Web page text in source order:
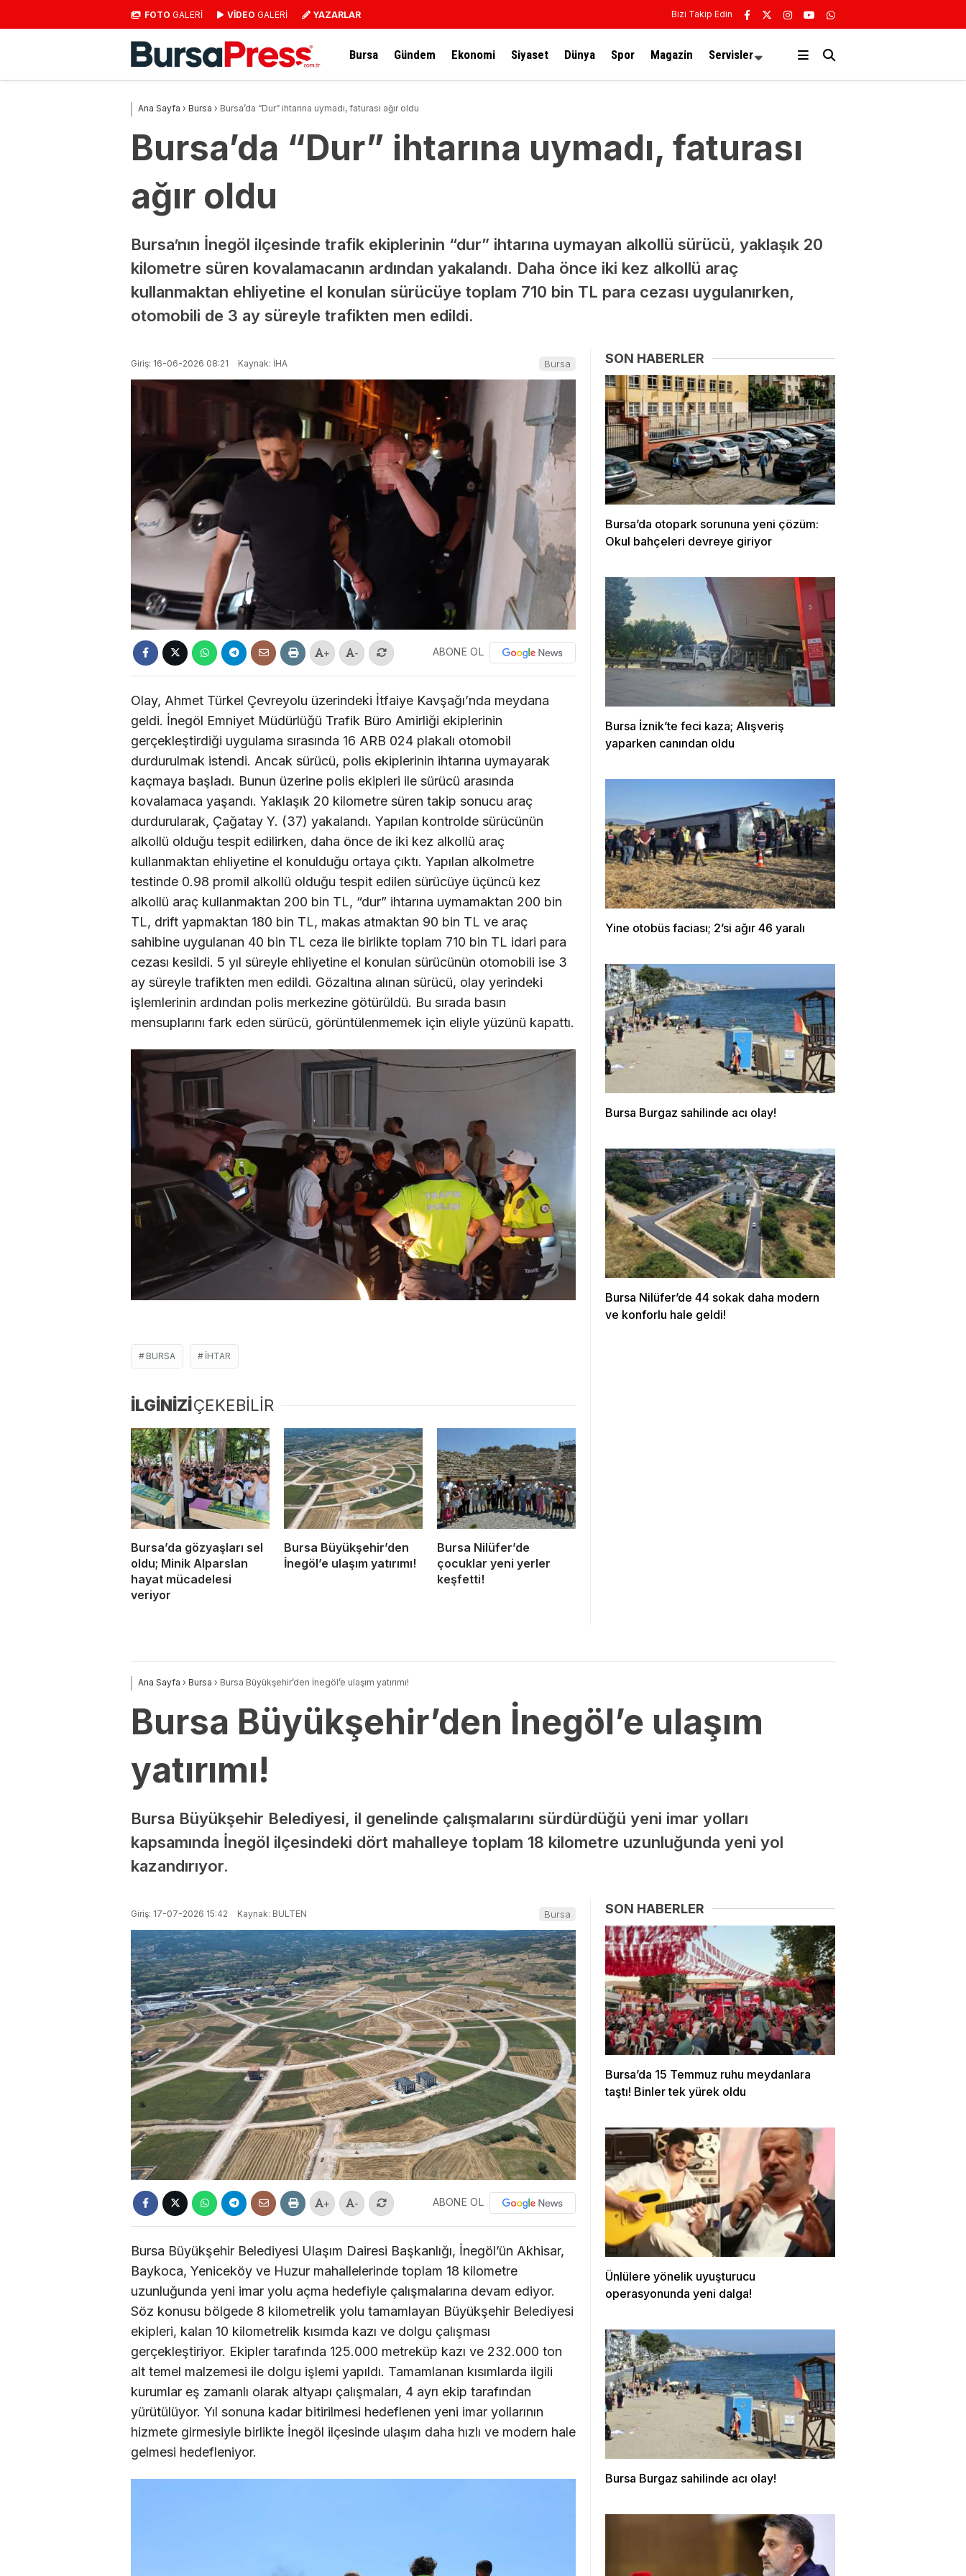
FOTO GALERİ VİDEO GALERİ YAZARLAR Bizi Takip Edin
Bursa Gündem Ekonomi Siyaset Dünya Spor Magazin Servisler
Ana Sayfa › Bursa › Bursa’da “Dur” ihtarına uymadı, faturası ağır oldu
Bursa’da “Dur” ihtarına uymadı, faturası
ağır oldu
Bursa’nın İnegöl ilçesinde trafik ekiplerinin “dur” ihtarına uymayan alkollü sürücü, yaklaşık 20
kilometre süren kovalamacanın ardından yakalandı. Daha önce iki kez alkollü araç
kullanmaktan ehliyetine el konulan sürücüye toplam 710 bin TL para cezası uygulanırken,
otomobili de 3 ay süreyle trafikten men edildi.
Giriş: 16-06-2026 08:21 Kaynak: İHA Bursa
+ - ABONE OL
Olay, Ahmet Türkel Çevreyolu üzerindeki İtfaiye Kavşağı’nda meydana
geldi. İnegöl Emniyet Müdürlüğü Trafik Büro Amirliği ekiplerinin
gerçekleştirdiği uygulama sırasında 16 ARB 024 plakalı otomobil
durdurulmak istendi. Ancak sürücü, polis ekiplerinin ihtarına uymayarak
kaçmaya başladı. Bunun üzerine polis ekipleri ile sürücü arasında
kovalamaca yaşandı. Yaklaşık 20 kilometre süren takip sonucu araç
durdurularak, Çağatay Y. (37) yakalandı. Yapılan kontrolde sürücünün
alkollü olduğu tespit edilirken, daha önce de iki kez alkollü araç
kullanmaktan ehliyetine el konulduğu ortaya çıktı. Yapılan alkolmetre
testinde 0.98 promil alkollü olduğu tespit edilen sürücüye üçüncü kez
alkollü araç kullanmaktan 200 bin TL, “dur” ihtarına uymamaktan 200 bin
TL, drift yapmaktan 180 bin TL, makas atmaktan 90 bin TL ve araç
sahibine uygulanan 40 bin TL ceza ile birlikte toplam 710 bin TL idari para
cezası kesildi. 5 yıl süreyle ehliyetine el konulan sürücünün otomobili ise 3
ay süreyle trafikten men edildi. Gözaltına alınan sürücü, olay yerindeki
işlemlerinin ardından polis merkezine götürüldü. Bu sırada basın
mensuplarını fark eden sürücü, görüntülenmemek için eliyle yüzünü kapattı.
BURSA IHTAR
İLGİNİZİÇEKEBİLİR
Bursa’da gözyaşları sel
oldu; Minik Alparslan
hayat mücadelesi
veriyor
Bursa Büyükşehir’den
İnegöl’e ulaşım yatırımı!
Bursa Nilüfer’de
çocuklar yeni yerler
keşfetti!
SON HABERLER
Bursa’da otopark sorununa yeni çözüm:
Okul bahçeleri devreye giriyor
Bursa İznik’te feci kaza; Alışveriş
yaparken canından oldu
Yine otobüs faciası; 2’si ağır 46 yaralı
Bursa Burgaz sahilinde acı olay!
Bursa Nilüfer’de 44 sokak daha modern
ve konforlu hale geldi!
Ana Sayfa › Bursa › Bursa Büyükşehir’den İnegöl’e ulaşım yatırımı!
Bursa Büyükşehir’den İnegöl’e ulaşım
yatırımı!
Bursa Büyükşehir Belediyesi, il genelinde çalışmalarını sürdürdüğü yeni imar yolları
kapsamında İnegöl ilçesindeki dört mahalleye toplam 18 kilometre uzunluğunda yeni yol
kazandırıyor.
Giriş: 17-07-2026 15:42 Kaynak: BULTEN Bursa
+ - ABONE OL
Bursa Büyükşehir Belediyesi Ulaşım Dairesi Başkanlığı, İnegöl’ün Akhisar,
Baykoca, Yeniceköy ve Huzur mahallelerinde toplam 18 kilometre
uzunluğunda yeni imar yolu açma hedefiyle çalışmalarına devam ediyor.
Söz konusu bölgede 8 kilometrelik yolu tamamlayan Büyükşehir Belediyesi
ekipleri, kalan 10 kilometrelik kısımda kazı ve dolgu çalışması
gerçekleştiriyor. Ekipler tarafında 125.000 metreküp kazı ve 232.000 ton
alt temel malzemesi ile dolgu işlemi yapıldı. Tamamlanan kısımlarda ilgili
kurumlar eş zamanlı olarak altyapı çalışmaları, 4 ayrı ekip tarafından
yürütülüyor. Yıl sonuna kadar bitirilmesi hedeflenen yeni imar yollarının
hizmete girmesiyle birlikte İnegöl ilçesinde ulaşım daha hızlı ve modern hale
gelmesi hedefleniyor.
SON HABERLER
Bursa’da 15 Temmuz ruhu meydanlara
taştı! Binler tek yürek oldu
Ünlülere yönelik uyuşturucu
operasyonunda yeni dalga!
Bursa Burgaz sahilinde acı olay!